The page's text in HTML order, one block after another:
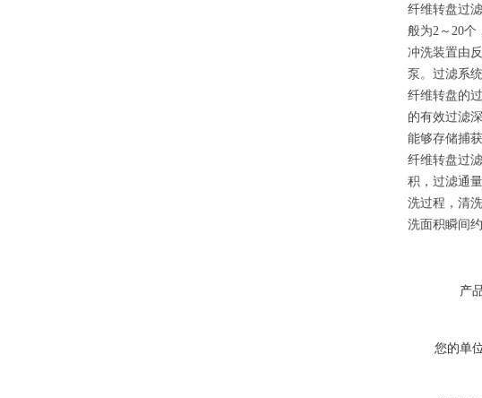
纤维转盘过
般为2～20个
冲洗装置由
泵。过滤系
纤维转盘的
的有效过滤
能够存储捕
纤维转盘过
积，过滤通
洗过程，清
洗面积瞬间
产
您的单